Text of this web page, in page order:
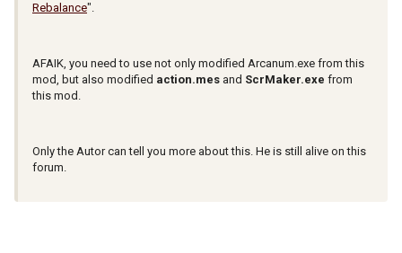
Rebalance".
AFAIK, you need to use not only modified Arcanum.exe from this
mod, but also modified action.mes and ScrMaker.exe from
this mod.
Only the Autor can tell you more about this. He is still alive on this
forum.